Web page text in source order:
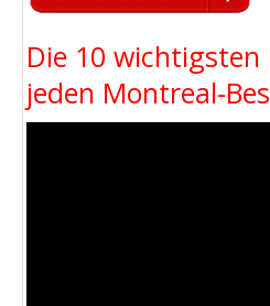
Die 10 wichtigsten
jeden Montreal-